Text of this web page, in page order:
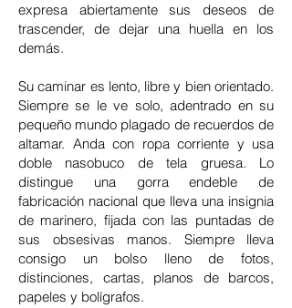
expresa abiertamente sus deseos de
trascender, de dejar una huella en los
demás.
Su caminar es lento, libre y bien orientado.
Siempre se le ve solo, adentrado en su
pequeño mundo plagado de recuerdos de
altamar. Anda con ropa corriente y usa
doble nasobuco de tela gruesa. Lo
distingue una gorra endeble de
fabricación nacional que lleva una insignia
de marinero, fijada con las puntadas de
sus obsesivas manos. Siempre lleva
consigo un bolso lleno de fotos,
distinciones, cartas, planos de barcos,
papeles y bolígrafos.